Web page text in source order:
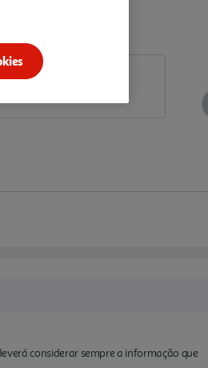
considerar sempre a informação que